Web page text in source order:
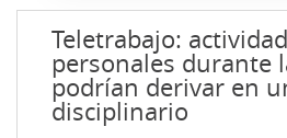
Teletrabajo:
personales durante
podrían derivar en
disciplinario